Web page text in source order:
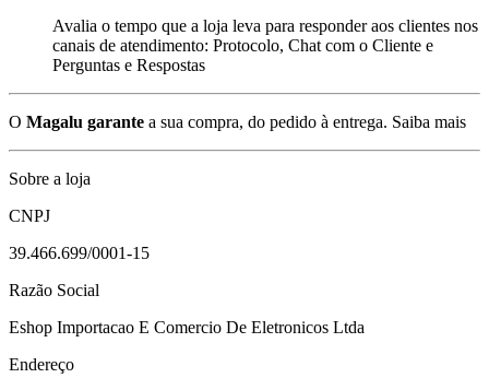
Avalia o tempo que a loja leva para responder aos clientes nos
canais de atendimento: Protocolo, Chat com o Cliente e
Perguntas e Respostas
O Magalu garante a sua compra, do pedido à entrega. Saiba mais
Sobre a loja
CNPJ
39.466.699/0001-15
Razão Social
Eshop Importacao E Comercio De Eletronicos Ltda
Endereço